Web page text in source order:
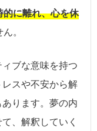
的に離れ、心を休
。
ブな意味を持つ
スや不安から解
ります。夢の内
、解釈していく